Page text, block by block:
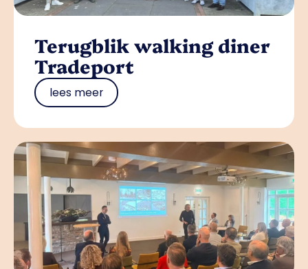
Terugblik walking diner
Tradeport
lees meer